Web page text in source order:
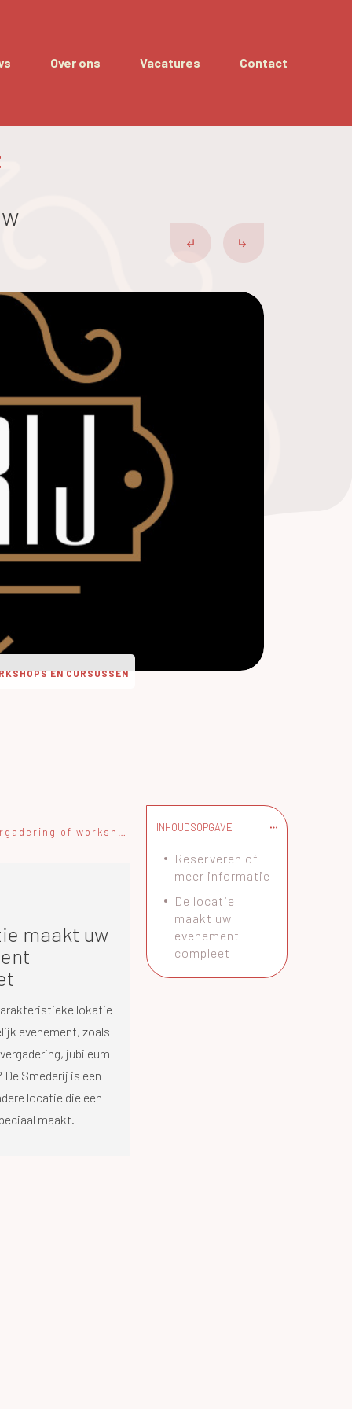
Over ons Vacatures Contact
EN CURSUSSEN
INHOUDSOPGAVE
Reserveren of
meer informatie
De locatie
maakt uw
evenement
compleet
maakt uw
lokatie
evenement, zoals
jubileum
Smederij is een
locatie die een
maakt.